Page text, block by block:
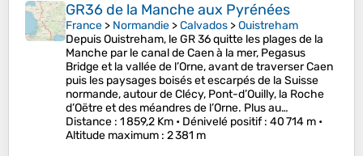
GR36 de la Manche aux Pyrénées
France > Normandie >Calvados >Ouistreham
Depuis Ouistreham, le GR 36 quitte les plages de la
Manche par le canal de Caen à la mer, Pegasus
Bridge et la vallée de l’Orne, avant de traverser Caen
puis les paysages boisés et escarpés de la Suisse
normande, autour de Clécy, Pont-d’Ouilly, la Roche
d’Oëtre et des méandres de l’Orne. Plus au…
Distance : 1 859,2 Km • Dénivelé positif: 40 714 m •
Altitude maximum : 2 381 m